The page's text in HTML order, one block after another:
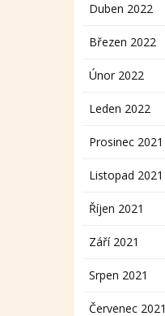
Duben 2022
Březen 2022
Únor 2022
Leden 2022
Prosinec 2021
Listopad 2021
Říjen 2021
Září 2021
Srpen 2021
Červenec 2021